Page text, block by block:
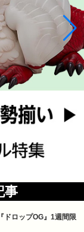
事
ドロップOG』1週間限